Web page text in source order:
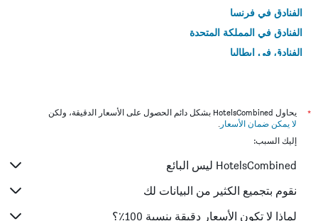
الفنادق في فرنسا
الفنادق في المملكة المتحدة
الفنادق في إيطاليا
*
يحاول HotelsCombined بشكل دائم الحصول على الأسعار الدقيقة، ولكن
لا يمكن ضمان الأسعار .
إليك السبب:
HotelsCombined ليس البائع
نقوم بتجميع الكثير من البيانات لك
لماذا لا تكون الأسعار دقيقة بنسبة 100٪؟